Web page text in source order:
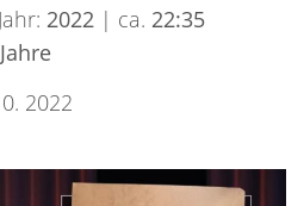
2022 | ca. 22:35
2022